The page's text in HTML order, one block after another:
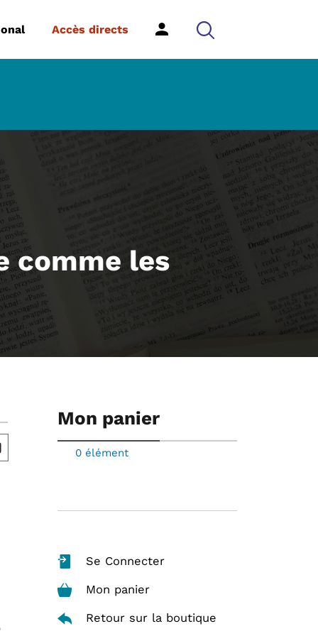
Accès directs
comme les
Mon panier
0 élément
Se Connecter
Mon panier
Retour sur la boutique